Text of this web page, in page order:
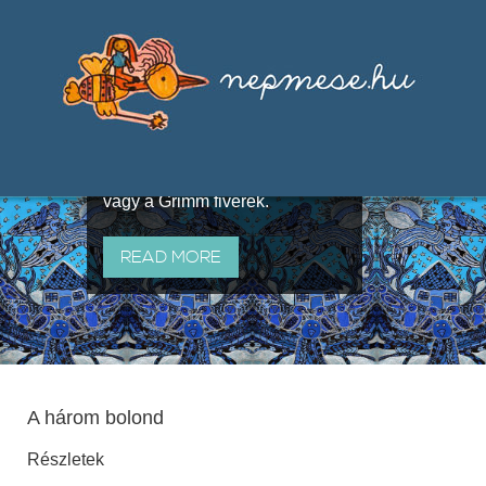
útján terjedő elbeszélésekből,
melyeket olyan ismert gyűjtők
állítottak össze, mint Benedek
vagy a Grimm fivérek.
READ MORE
A három bolond
Részletek